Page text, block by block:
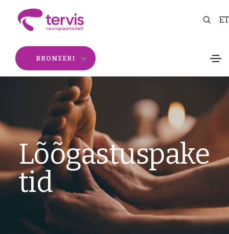
ET
BRONEERI
Lõõgastuspake
tid